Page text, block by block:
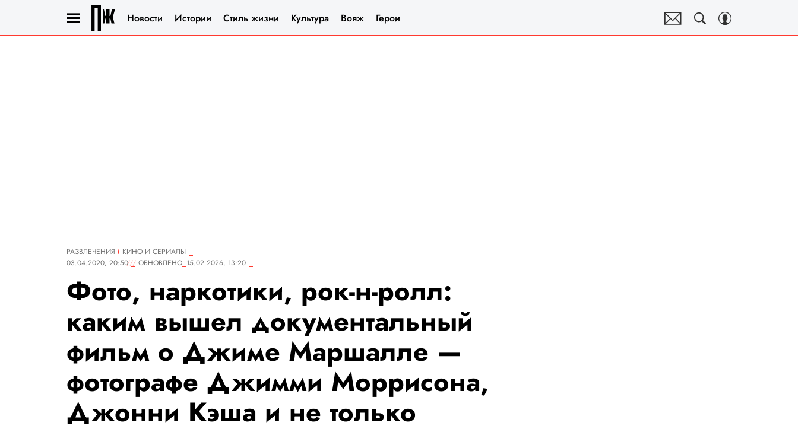
Новости Истории Стиль жизни Культура Вояж Герои
РАЗВЛЕЧЕНИЯ
КИНО И СЕРИАЛЫ
03.04.2020, 20:50
ОБНОВЛЕНО 15.02.2026, 13:20
Фото, наркотики, рок-н-ролл:
каким вышел документальный
фильм о Джиме Маршалле —
фотографе Джимми Моррисона,
Джонни Кэша и не только